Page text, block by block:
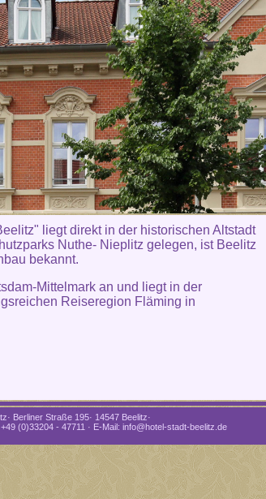
liegt direkt in der historischen Altstadt
Nuthe- Nieplitz gelegen, ist Beelitz
bekannt.
Mittelmark an und liegt in der
Reiseregion Fläming in
Berliner Straße 195· 14547 Beelitz·
(0)33204 - 47711 · E-Mail: info@hotel-stadt-beelitz.de